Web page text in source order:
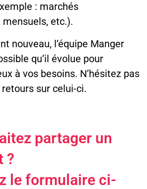
: marchés
etc.).
nouveau, l’équipe Manger
qu’il évolue pour
à vos besoins. N’hésitez pas
sur celui-ci.
partager un
?
le formulaire ci-